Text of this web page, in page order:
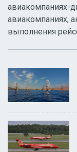
авиакомпаниях-
авиакомпаниях,
выполнения